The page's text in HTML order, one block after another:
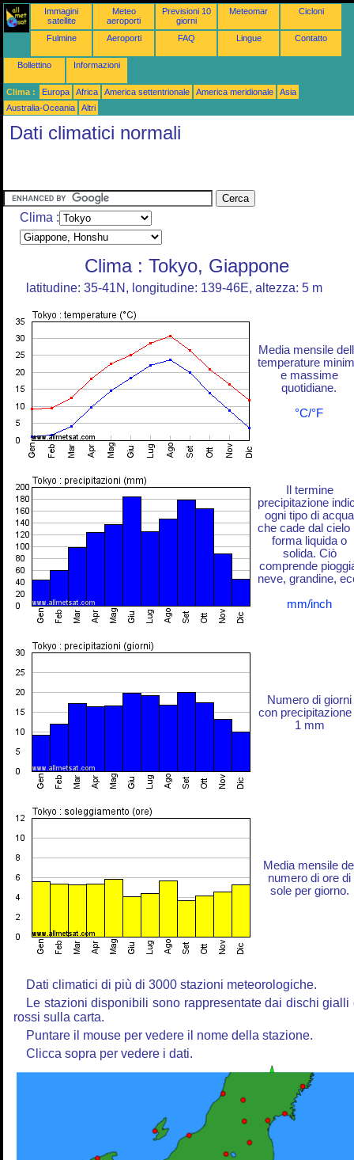
Immagini
satellite
Meteo
aeroporti
Previsioni 10
giorni
Meteomar Cicloni
Fulmine Aeroporti FAQ Lingue Contatto
Bollettino Informazioni
Clima : Europa Africa America settentrionale America meridionale
Asia
Australia-Oceania
Altri
Dati climatici normali
Clima :
Clima : Tokyo, Giappone
latitudine: 35-41N, longitudine: 139-46E, altezza: 5 m
Media mensile
temperature
e massime
quotidiane.
°C/°F
Il termine
precipitazione
ogni tipo di acqua
che cade dal cielo
forma liquida o
solida. Ciò
comprende
neve, grandine,
mm/inch
Numero di giorni
con precipitazione
1 mm
Media mensile
numero di ore di
sole per giorno.
Dati climatici di più di 3000 stazioni meteorologiche.
Le stazioni disponibili sono rappresentate dai dischi gialli
rossi sulla carta.
Puntare il mouse per vedere il nome della stazione.
Clicca sopra per vedere i dati.